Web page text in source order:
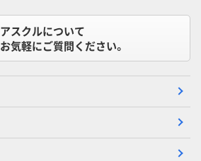
アスクルについて
お気軽にご質問ください。